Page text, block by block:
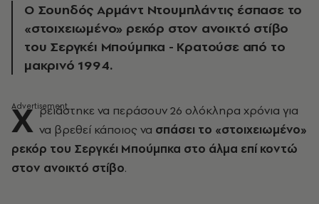
Ο Σουηδός Αρμάντ Ντουμπλάντις έσπασε το
«στοιχειωμένο» ρεκόρ στον ανοικτό στίβο
του Σεργκέι Μπούμπκα - Κρατούσε από το
μακρινό 1994.
Χ ρειάστηκε να περάσουν 26 ολόκληρα χρόνια για
να βρεθεί κάποιος να σπάσει το «στοιχειωμένο»
ρεκόρ του Σεργκέι Μπούμπκα στο άλμα επί κοντώ
στον ανοικτό στίβο.